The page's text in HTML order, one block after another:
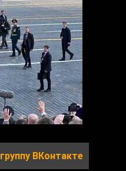
группу ВКонтакте